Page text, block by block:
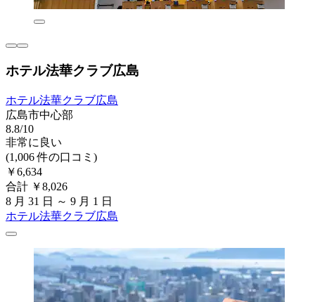
ホテル法華クラブ広島
ホテル法華クラブ広島
広島市中心部
8.8/10
非常に良い
(1,006 件の口コミ)
￥6,634
合計 ￥8,026
8 月 31 日 ～ 9 月 1 日
ホテル法華クラブ広島